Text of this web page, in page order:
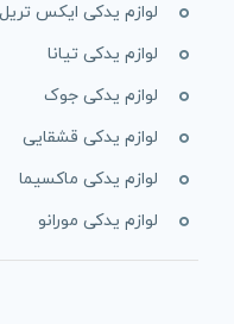
لوازم یدکی ایکس تریل
لوازم یدکی تیانا
لوازم یدکی جوک
لوازم یدکی قشقایی
لوازم یدکی ماکسیما
لوازم یدکی مورانو